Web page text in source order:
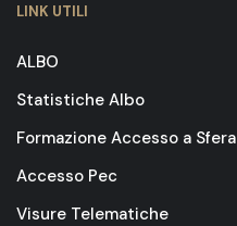
LINK UTILI
ALBO
Statistiche Albo
Formazione Accesso a Sfera
Accesso Pec
Visure Telematiche